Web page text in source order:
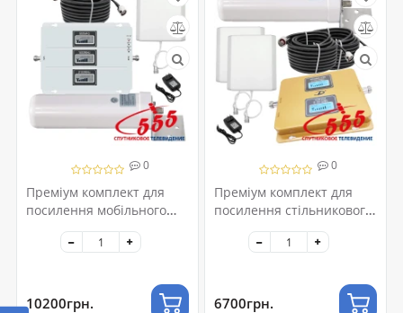
0
Преміум комплект для
посилення мобільного
зв'язку 2G/3G/4G
10200грн.
0
Преміум комплект для
посилення стільникового
зв'язку 2G-GSM/3G-UMTS
6700грн.